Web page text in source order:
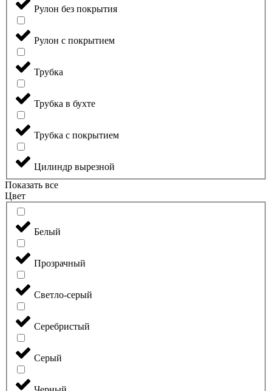
Рулон без покрытия
Рулон с покрытием
Трубка
Трубка в бухте
Трубка с покрытием
Цилиндр вырезной
Показать все
Цвет
Белый
Прозрачный
Светло-серый
Серебристый
Серый